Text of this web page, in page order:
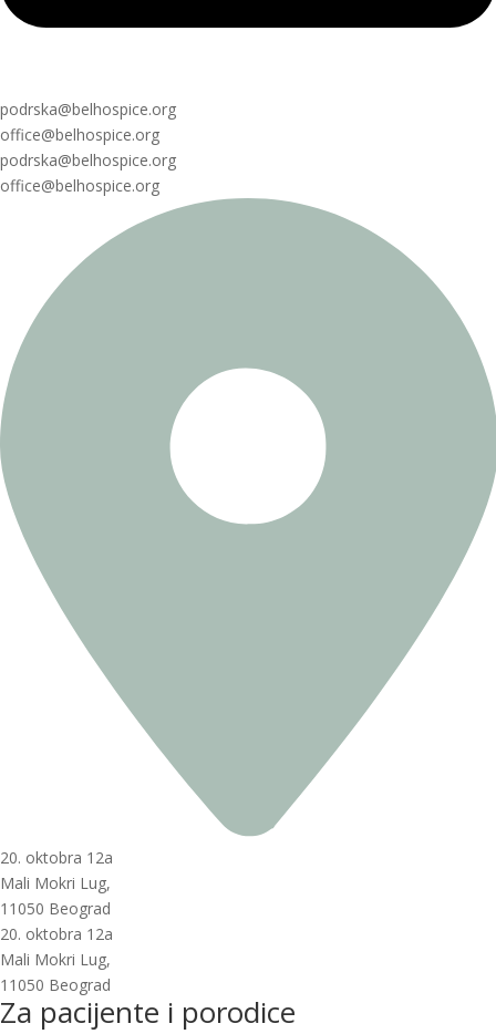
podrska@belhospice.org
office@belhospice.org
podrska@belhospice.org
office@belhospice.org
20. oktobra 12a
Mali Mokri Lug,
11050 Beograd
20. oktobra 12a
Mali Mokri Lug,
11050 Beograd
Za pacijente i porodice